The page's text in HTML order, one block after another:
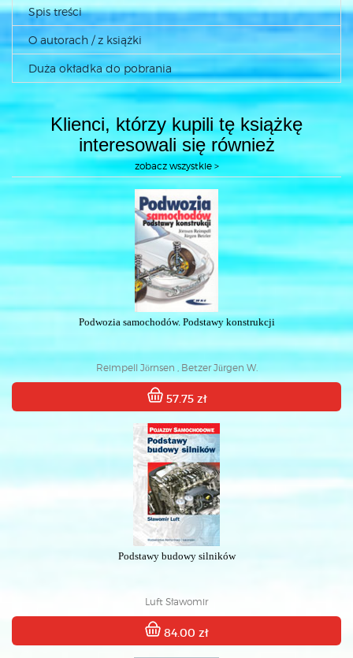
Spis treści
O autorach / z książki
Duża okładka do pobrania
Klienci, którzy kupili tę książkę
interesowali się również
zobacz wszystkie >
Podwozia samochodów. Podstawy konstrukcji
Reimpell Jörnsen , Betzer Jürgen W.
57.75 zł
Podstawy budowy silników
Luft Sławomir
84.00 zł